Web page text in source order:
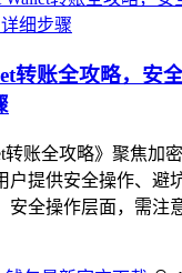
转账全攻略，安
转账全攻略》聚焦加
户提供安全操作、避
安全操作层面，需注